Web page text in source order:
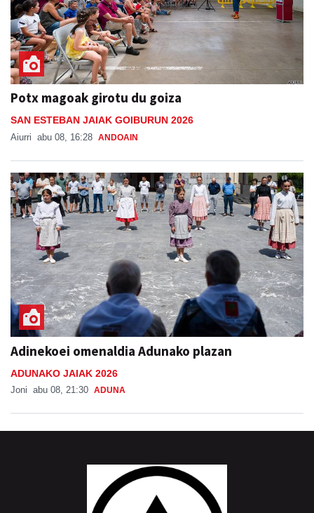
Potx magoak girotu du goiza
SAN ESTEBAN JAIAK GOIBURUN 2026
Aiurri abu 08, 16:28 ANDOAIN
Adinekoei omenaldia Adunako plazan
ADUNAKO JAIAK 2026
Joni abu 08, 21:30 ADUNA